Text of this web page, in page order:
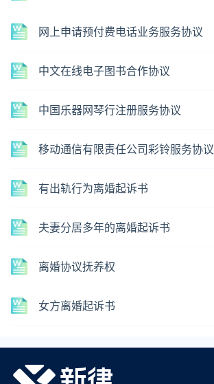
网上申请预付费电话业务服务协议
中文在线电子图书合作协议
中国乐器网琴行注册服务协议
移动通信有限责任公司彩铃服务协议
有出轨行为离婚起诉书
夫妻分居多年的离婚起诉书
离婚协议抚养权
女方离婚起诉书